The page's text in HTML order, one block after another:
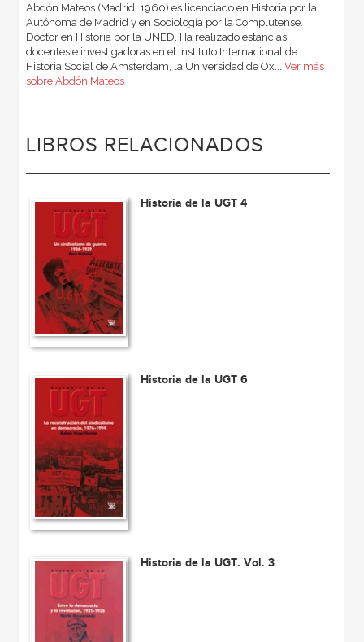
Abdón Mateos (Madrid, 1960) es licenciado en Historia por la
Autónoma de Madrid y en Sociología por la Complutense.
Doctor en Historia por la UNED. Ha realizado estancias
docentes e investigadoras en el Instituto Internacional de
Historia Social de Amsterdam, la Universidad de Ox... Ver más
sobre Abdón Mateos
LIBROS RELACIONADOS
Historia de la UGT 4
Historia de la UGT 6
Historia de la UGT. Vol. 3